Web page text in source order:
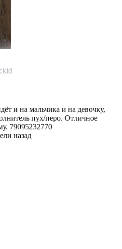
и на мальчика и на девочку,
пух/перо. Отличное
79095232770
назад